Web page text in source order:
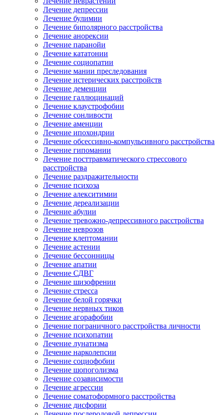
Лечение депрессии
Лечение булимии
Лечение биполярного расстройства
Лечение анорексии
Лечение паранойи
Лечение кататонии
Лечение социопатии
Лечение мании преследования
Лечение истерических расстройств
Лечение деменции
Лечение галлюцинаций
Лечение клаустрофобии
Лечение сонливости
Лечение аменции
Лечение ипохондрии
Лечение обсессивно-компульсивного расстройства
Лечение гипомании
Лечение посттравматического стрессового
расстройства
Лечение раздражительности
Лечение психоза
Лечение алекситимии
Лечение дереализации
Лечение абулии
Лечение тревожно-депрессивного расстройства
Лечение неврозов
Лечение клептомании
Лечение астении
Лечение бессонницы
Лечение апатии
Лечение СДВГ
Лечение шизофрении
Лечение стресса
Лечение белой горячки
Лечение нервных тиков
Лечение агорафобии
Лечение пограничного расстройства личности
Лечение психопатии
Лечение лунатизма
Лечение нарколепсии
Лечение социофобии
Лечение шопоголизма
Лечение созависимости
Лечение агрессии
Лечение соматоформного расстройства
Лечение дисфории